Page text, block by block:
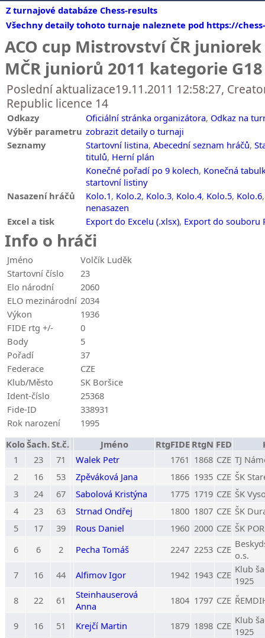
Z turnajové databáze Chess-results
Všechny detaily tohoto turnaje naleznete pod https://
ACO cup Mistrovství ČR
MČR juniorů 2011 kategorie G18
Poslední aktualizace19.11.2011 12:58:27,
Republic licence 14
Odkazy Oficiální stránka organizátora, Odkaz na
Výběr parametru zobrazit detaily o turnaji
Seznamy
Startovní listina, Abecední seznam hráčů,
titulů, Herní plán
Konečné pořadí po 9 kolech, Konečná
startovní listiny
Nasazení hráčů
Kolo.1, Kolo.2, Kolo.3, Kolo.4, Kolo.5, Kolo.6
nenasazen
Excel a tisk
Export do Excelu (.xlsx), Export do souboru
Info o hráči
Jméno
Volčík Luděk
Startovní číslo
23
Elo národní
2060
ELO mezinárodní 2034
Výkon
1936
FIDE rtg +/-
0
Body
5
Pořadí
37
Federace
CZE
Klub/Město
SK Boršice
Ident-číslo
25368
Fide-ID
338931
Rok narození
1995
KoloŠach.St.č. Jméno RtgFIDE RtgN FED
1
23 71 Walek Petr 1761 1868 CZE TJ
2
16 53 Zpěváková Jana 1866 1935 CZE ŠK
3
24 67 Sabolová Kristýna 1775 1719 CZE ŠK
4
23 63 Strnad Ondřej 1800 1807 CZE ŠK
5
17 39 Rous Daniel 1960 2000 CZE ŠK
6
6 2 Pecha Tomáš 2247 2253 CZE o.s.
7
16 44 Alfimov Igor 1942 1943 CZE Klub
1925
8
22 61
Steinhauserová
Anna
1804 1797 CZE
9 16 51 Krejčí Martin 1879 1898 CZE Klub
1925